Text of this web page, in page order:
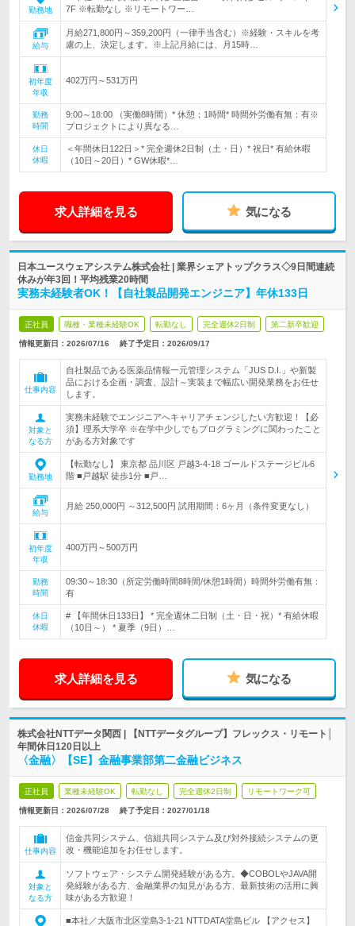
勤務地
7F ※転勤なし ※リモートワー…
給与
月給271,800円～359,200円（一律手当含む）※経験・スキルを考
慮の上、決定します。※上記月給には、月15時…
初年度
年収
402万円～531万円
勤務
時間
9:00～18:00 （実働8時間）* 休憩：1時間* 時間外労働有無：有※
プロジェクトにより異なる…
休日
休暇
＜年間休日122日＞* 完全週休2日制（土・日）* 祝日* 有給休暇
（10日～20日）* GW休暇*…
求人詳細を見る 気になる
日本ユースウェアシステム株式会社 | 業界シェアトップクラス◇9日間連続
休みが年3回！平均残業20時間
実務未経験者OK！【自社製品開発エンジニア】年休133日
正社員 職種・業種未経験OK 転勤なし 完全週休2日制 第二新卒歓迎
情報更新日：2026/07/16 終了予定日： 2026/09/17
仕事内容
自社製品である医薬品情報一元管理システム「JUS D.I.」や新製
品における企画・調査、設計～実装まで幅広い開発業務をお任せ
します。
対象と
なる方
実務未経験でエンジニアへキャリアチェンジしたい方歓迎！【必
須】理系大学卒 ※在学中少しでもプログラミングに関わったこと
がある方対象です
勤務地
【転勤なし】 東京都 品川区 戸越3-4-18 ゴールドステージビル6
階 ■戸越駅 徒歩1分 ■戸…
給与
月給 250,000円 ～312,500円 試用期間：6ヶ月（条件変更なし）
初年度
年収
400万円～500万円
勤務
時間
09:30～18:30（所定労働時間8時間/休憩1時間）時間外労働有無：
有
休日
休暇
# 【年間休日133日】 * 完全週休二日制（土・日・祝）* 有給休暇
（10日～） * 夏季（9日）…
求人詳細を見る 気になる
株式会社NTTデータ関西 | 【NTTデータグループ】フレックス・リモート│
年間休日120日以上
〈金融〉【SE】金融事業部第二金融ビジネス
正社員 業種未経験OK 転勤なし 完全週休2日制 リモートワーク可
情報更新日：2026/07/28 終了予定日： 2027/01/18
仕事内容
信金共同システム、信組共同システム及び対外接続システムの更
改・機能追加をお任せします。
対象と
なる方
ソフトウェア・システム開発経験がある方。◆COBOLやJAVA開
発経験がある方、金融業界の知見がある方、最新技術の活用に興
味がある方歓迎！
■本社／大阪市北区堂島3-1-21 NTTDATA堂島ビル 【アクセス】